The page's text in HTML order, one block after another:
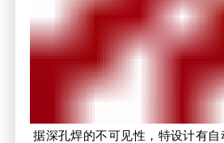
据深孔焊的不可见性，特设计有自